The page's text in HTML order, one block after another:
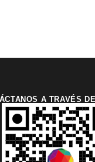
A TRAVÉS